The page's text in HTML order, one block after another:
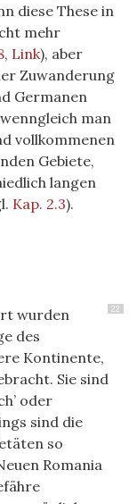
diese These in
mehr
, Link), aber
Zuwanderung
Germanen
man
vollkommenen
Gebiete,
langen
Kap. 2.3).
22
wurden
des
Kontinente,
Sie sind
oder
sind die
so
Romania